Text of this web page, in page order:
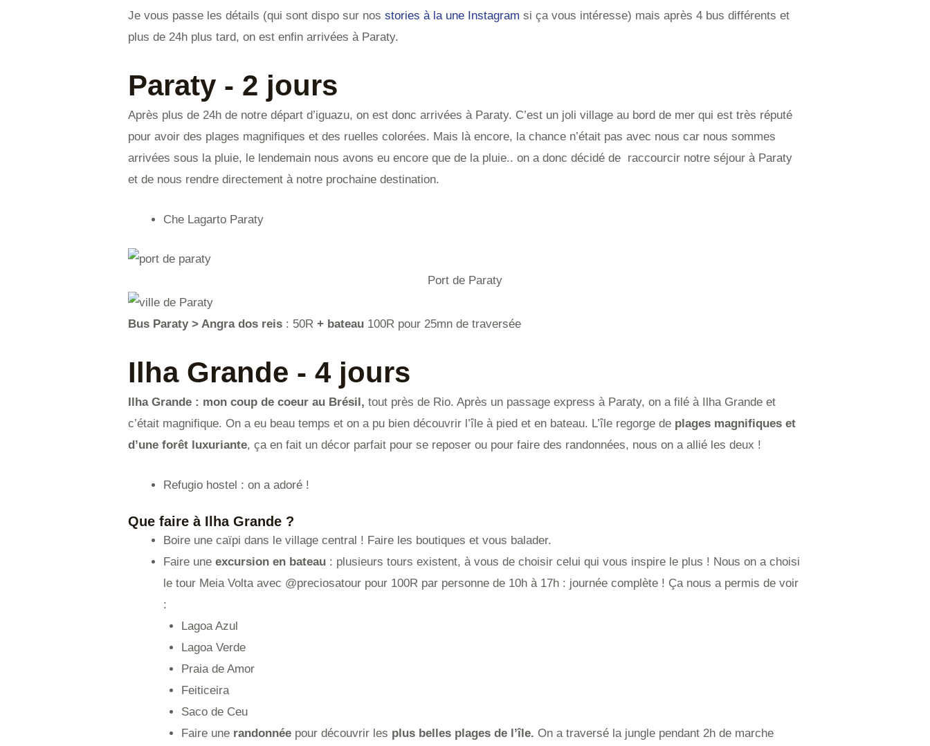
Je vous passe les détails (qui sont dispo sur nosstories à la une Instagram si ça vous intéresse) mais après 4 bus différents et
plus de 24h plus tard, on est enfin arrivées à Paraty.
Paraty - 2 jours
Après plus de 24h de notre départ d’iguazu, on est donc arrivées à Paraty. C’est un joli village au bord de mer qui est très réputé
pour avoir des plages magnifiques et des ruelles colorées. Mais là encore, la chance n’était pas avec nous car nous sommes
arrivées sous la pluie, le lendemain nous avons eu encore que de la pluie.. on a donc décidé de raccourcir notre séjour à Paraty
et de nous rendre directement à notre prochaine destination.
Che Lagarto Paraty
Port de Paraty
Bus Paraty > Angra dos reis : 50R+ bateau 100R pour 25mn de traversée
Ilha Grande - 4 jours
Ilha Grande : mon coup de coeur au Brésil, tout près de Rio. Après un passage express à Paraty, on a filé à Ilha Grande et
c’était magnifique. On a eu beau temps et on a pu bien découvrir l’île à pied et en bateau. L’île regorge de plages magnifiques et
d’une forêt luxuriante, ça en fait un décor parfait pour se reposer ou pour faire des randonnées, nous on a allié les deux !
Refugio hostel : on a adoré !
Que faire à Ilha Grande ?
Boire une caïpi dans le village central ! Faire les boutiques et vous balader.
Faire uneexcursion en bateau : plusieurs tours existent, à vous de choisir celui qui vous inspire le plus ! Nous on a choisi
le tour Meia Volta avec @preciosatour pour 100R par personne de 10h à 17h : journée complète ! Ça nous a permis de voir
:
Lagoa Azul
Lagoa Verde
Praia de Amor
Feiticeira
Saco de Ceu
Faire une randonnéepour découvrir les plus belles plages de l’île. On a traversé la jungle pendant 2h de marche